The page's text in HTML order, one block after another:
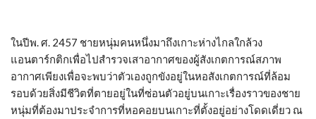
ในปีพ. ศ. 2457 ชายหนุ่มคนหนึ่งมาถึงเกาะห่างไกลใกล้วง
แอนตาร์กติกเพื่อไปสำรวจเสาอากาศของผู้สังเกตการณ์สภาพ
อากาศเพียงเพื่อจะพบว่าตัวเองถูกขังอยู่ในหอสังเกตการณ์ที่ล้อม
รอบด้วยสิ่งมีชีวิตที่ตายอยู่ในที่ซ่อนตัวอยู่บนเกาะเรื่องราวของชาย
หนุ่มที่ต้องมาประจำการที่หอคอยบนเกาะที่ตั้งอยู่อย่างโดดเดี่ยว ณ